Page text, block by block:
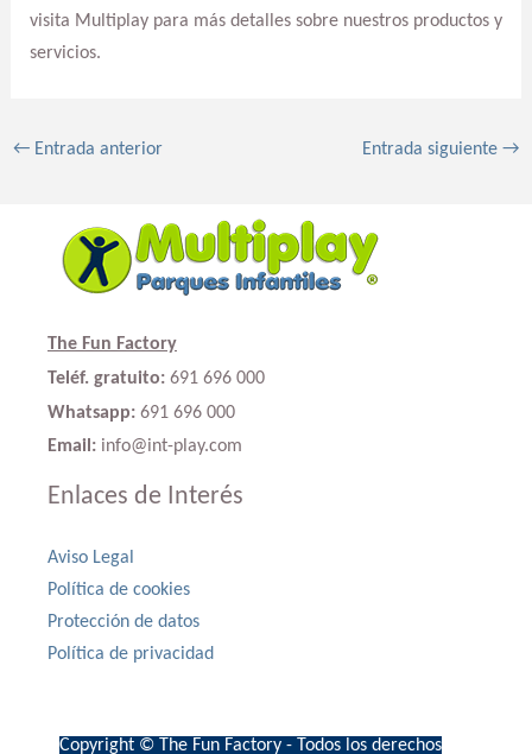
visita Multiplay para más detalles sobre nuestros productos y
servicios.
←Entrada anterior Entrada siguiente→
The Fun Factory
Teléf. gratuito: 691 696 000
Whatsapp: 691 696 000
Email: info@int-play.com
Enlaces de Interés
Aviso Legal
Política de cookies
Protección de datos
Política de privacidad
Copyright © The Fun Factory - Todos los derechos